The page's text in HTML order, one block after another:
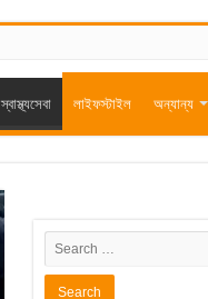
স্বাস্থ্যসেবা লাইফস্টাইল অন্যান্য